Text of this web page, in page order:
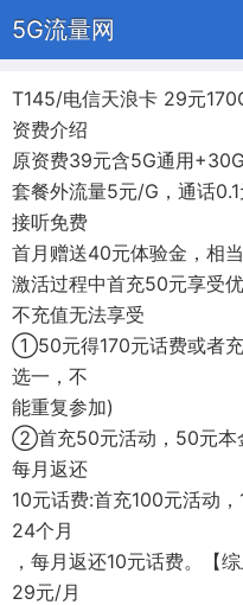
5G流量网
T145/电信天浪卡 29元
资费介绍
原资费39元含5G通用
套餐外流量5元/G，通话
接听免费
首月赠送40元体验金，相
激活过程中首充50元享受
不充值无法享受
①50元得170元话费或者
选一，不
能重复参加)
②首充50元活动，50元本
每月返还
10元话费:首充100元活动
24个月
，每月返还10元话费。【
29元/月